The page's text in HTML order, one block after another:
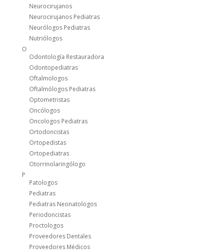
Neurocirujanos
Neurocirujanos Pediatras
Neurólogos Pediatras
Nutriólogos
O
Odontología Restauradora
Odontopediatras
Oftalmologos
Oftalmólogos Pediatras
Optometristas
Oncólogos
Oncologos Pediatras
Ortodoncistas
Ortopedistas
Ortopediatras
Otorrinolaringólogo
P
Patologos
Pediatras
Pediatras Neonatologos
Periodoncistas
Proctologos
Proveedores Dentales
Proveedores Médicos